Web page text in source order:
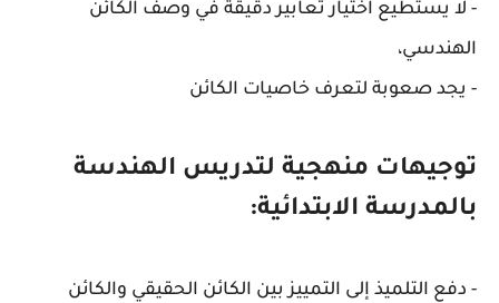
- لا يستطيع اختيار تعابير دقيقة في وصف الكائن
الهندسي،
- يجد صعوبة لتعرف خاصيات الكائن
توجيهات منهجية لتدريس الهندسة
بالمدرسة الابتدائية:
- دفع التلميذ إلى التمييز بين الكائن الحقيقي والكائن